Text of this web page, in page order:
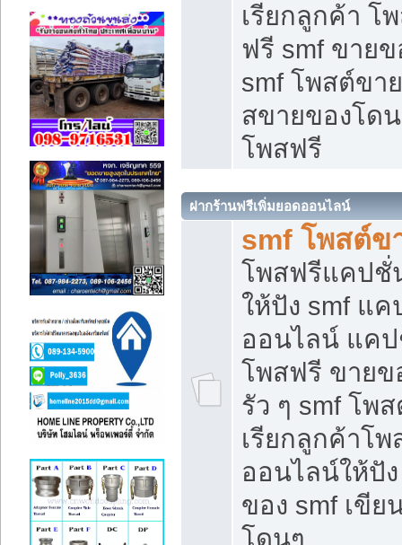
เรียกลูกค้า โ
ฟรี smf ขาย
smf โพสต์ขา
สขายของโด
โพสฟรี
ฝากร้านฟรีเพิ่มยอดออนไลน์
smf โพสต์ข
โพสฟรีแคปชั่
ให้ปัง smf แ
ออนไลน์ แค
โพสฟรี ขายข
รัว ๆ smf โพ
เรียกลูกค้าโ
ออนไลน์ให้ปั
ของ smf เขี
โดนๆ